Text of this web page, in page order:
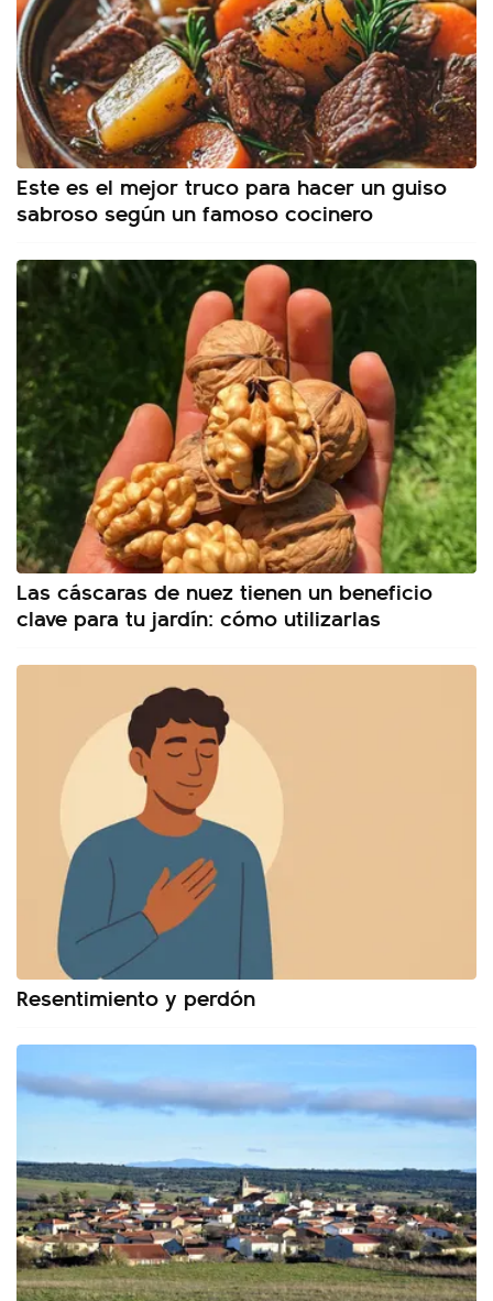
Este es el mejor truco para hacer un guiso
sabroso según un famoso cocinero
Las cáscaras de nuez tienen un beneficio
clave para tu jardín: cómo utilizarlas
Resentimiento y perdón